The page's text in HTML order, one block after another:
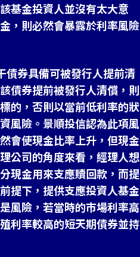
基金投資人並沒有太大意
，則必然會暴露於利率風險
債券具備可被發行人提前清
債券提前被發行人清償，則
的，否則以當前低利率的狀
風險。景順投信認為此項風
會使現金比率上升，但現金
公司的角度來看，經理人想
現金用來支應贖回款，而提
提下，提供支應投資人基金
風險，若當時的市場利率高
利率較高的短天期債券並持